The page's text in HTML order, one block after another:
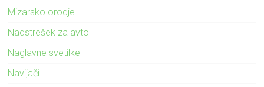
Mizarsko orodje
Nadstrešek za avto
Naglavne svetilke
Navijači